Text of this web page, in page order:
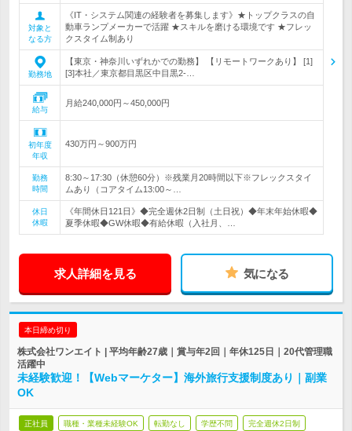
対象と
なる方
《IT・システム関連の経験者を募集します》★トップクラスの自
動車ランプメーカーで活躍 ★スキルを磨ける環境です ★フレッ
クスタイム制あり
勤務地
【東京・神奈川いずれかでの勤務】 【リモートワークあり】 [1]
[3]本社／東京都目黒区中目黒2-…
給与
月給240,000円～450,000円
初年度
年収
430万円～900万円
勤務
時間
8:30～17:30（休憩60分）※残業月20時間以下※フレックスタイ
ムあり（コアタイム13:00～…
休日
休暇
《年間休日121日》◆完全週休2日制（土日祝）◆年末年始休暇◆
夏季休暇◆GW休暇◆有給休暇（入社月、…
求人詳細を見る 気になる
本日締め切り
株式会社ワンエイト | 平均年齢27歳｜賞与年2回｜年休125日｜20代管理職
活躍中
未経験歓迎！【Webマーケター】海外旅行支援制度あり｜副業
OK
正社員 職種・業種未経験OK 転勤なし 学歴不問 完全週休2日制